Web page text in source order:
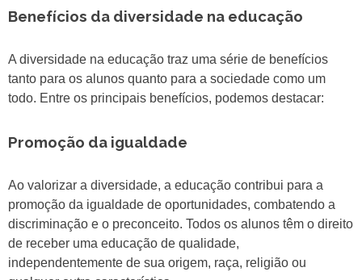
Benefícios da diversidade na educação
A diversidade na educação traz uma série de benefícios
tanto para os alunos quanto para a sociedade como um
todo. Entre os principais benefícios, podemos destacar:
Promoção da igualdade
Ao valorizar a diversidade, a educação contribui para a
promoção da igualdade de oportunidades, combatendo a
discriminação e o preconceito. Todos os alunos têm o direito
de receber uma educação de qualidade,
independentemente de sua origem, raça, religião ou